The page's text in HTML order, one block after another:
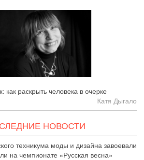
как раскрыть человека в очерке
Катя Дыгало
НОВОСТИ
техникума моды и дизайна завоевали
на чемпионате «Русская весна»